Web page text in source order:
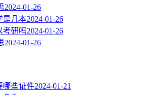
2024-01-26
是几本2024-01-26
考研吗2024-01-26
2024-01-26
哪些证件2024-01-21